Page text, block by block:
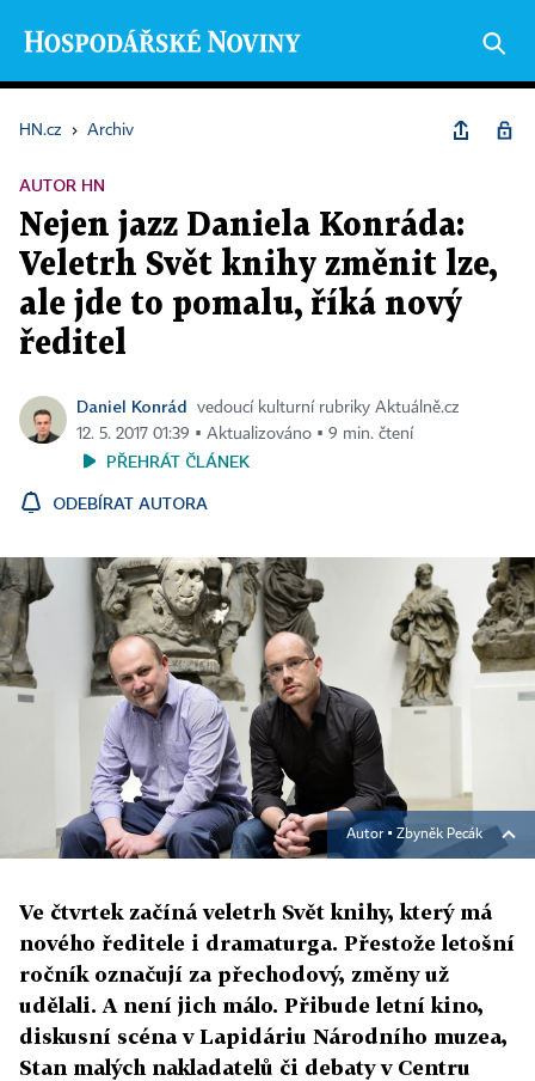
HN.cz › Archiv
AUTOR HN
Nejen jazz Daniela Konráda:
Veletrh Svět knihy změnit lze,
ale jde to pomalu, říká nový
ředitel
Daniel Konrád
vedoucí kulturní rubriky Aktuálně.cz
12. 5. 2017 01:39 ▪ Aktualizováno ▪ 9 min. čtení
PŘEHRÁT ČLÁNEK
ODEBÍRAT AUTORA
Autor ▪ Zbyněk Pecák
Ve čtvrtek začíná veletrh Svět knihy, který má
nového ředitele i dramaturga. Přestože letošní
ročník označují za přechodový, změny už
udělali. A není jich málo. Přibude letní kino,
diskusní scéna v Lapidáriu Národního muzea,
Stan malých nakladatelů či debaty v Centru